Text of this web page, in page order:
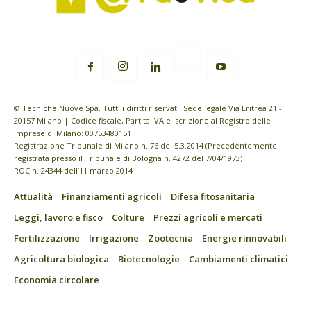
© Tecniche Nuove Spa. Tutti i diritti riservati. Sede legale Via Eritrea 21 -
20157 Milano | Codice fiscale, Partita IVA e Iscrizione al Registro delle
imprese di Milano: 00753480151
Registrazione Tribunale di Milano n. 76 del 5.3.2014 (Precedentemente
registrata presso il Tribunale di Bologna n. 4272 del 7/04/1973)
ROC n. 24344 dell’11 marzo 2014
Attualità Finanziamenti agricoli
Difesa fitosanitaria
Leggi, lavoro e fisco
Colture
Prezzi agricoli e mercati
Fertilizzazione
Irrigazione Zootecnia
Energie rinnovabili
Agricoltura biologica
Biotecnologie
Cambiamenti climatici
Economia circolare